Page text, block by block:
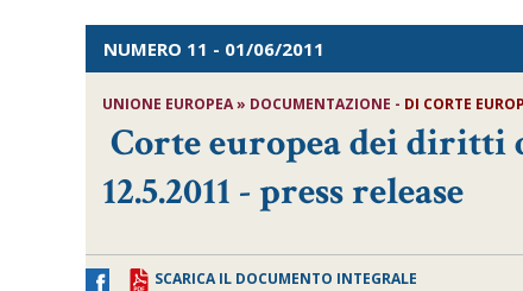
NUMERO 11 - 01/06/2011
UNIONE EUROPEA » DOCUMENTAZIONE - DI CORTE
Corte europea dei diritti
12.5.2011 - press release
SCARICA IL DOCUMENTO INTEGRALE